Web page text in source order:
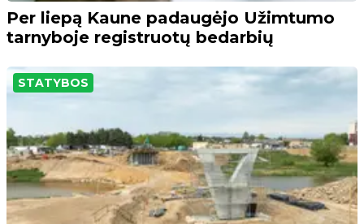
Per liepą Kaune padaugėjo Užimtumo
tarnyboje registruotų bedarbių
STATYBOS